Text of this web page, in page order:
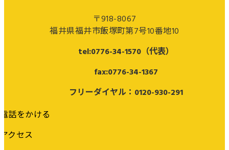
〒918-8067
福井県福井市飯塚町第7号10番地10
tel:0776-34-1570（代表）
fax:0776-34-1367
フリーダイヤル：0120-930-291
電話をかける
アクセス